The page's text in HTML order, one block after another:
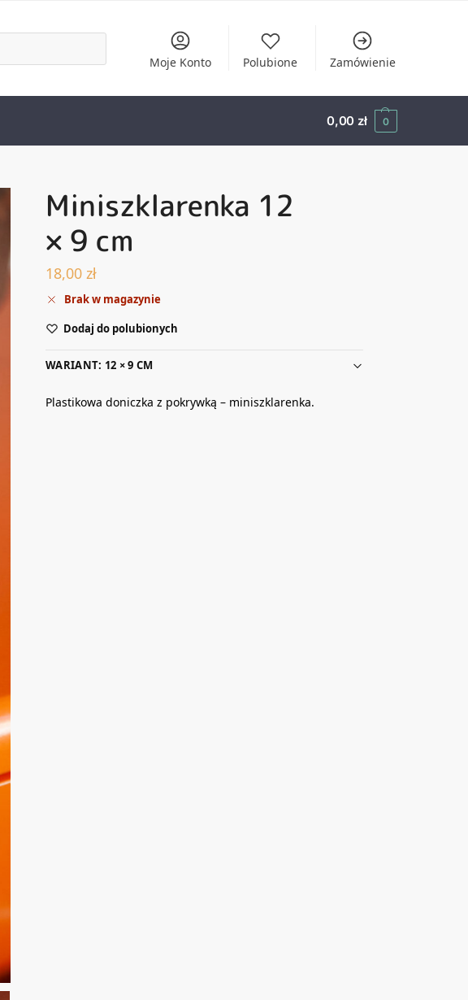
Moje Konto Polubione Zamówienie
0,00 zł 0
Miniszklarenka 12
× 9 cm
18,00 zł
Brak w magazynie
Dodaj do polubionych
WARIANT: 12 × 9 CM
Plastikowa doniczka z pokrywką – miniszklarenka.